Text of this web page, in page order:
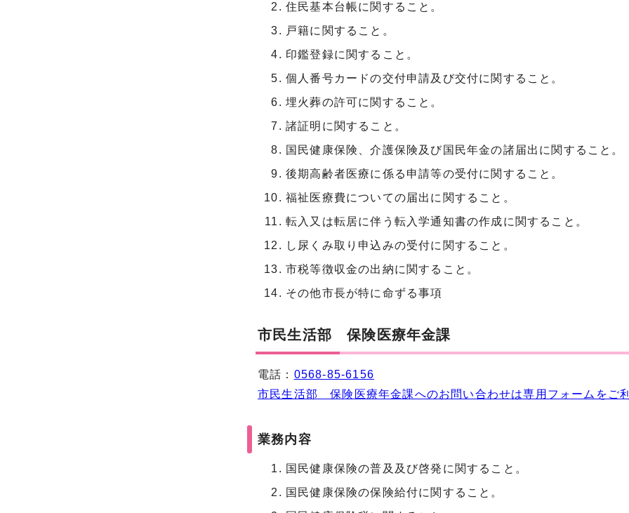
住民基本台帳に関すること。
戸籍に関すること。
印鑑登録に関すること。
個人番号カードの交付申請及び交付に関すること。
埋火葬の許可に関すること。
諸証明に関すること。
国民健康保険、介護保険及び国民年金の諸届出に関すること。
後期高齢者医療に係る申請等の受付に関すること。
福祉医療費についての届出に関すること。
転入又は転居に伴う転入学通知書の作成に関すること。
し尿くみ取り申込みの受付に関すること。
市税等徴収金の出納に関すること。
その他市長が特に命ずる事項
市民生活部 保険医療年金課
電話： 0568-85-6156
市民生活部 保険医療年金課へのお問い合わせは専用フォームをご
業務内容
国民健康保険の普及及び啓発に関すること。
国民健康保険の保険給付に関すること。